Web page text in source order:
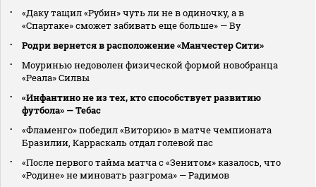
«Даку тащил «Рубин» чуть ли не в одиночку, а в
«Спартаке» сможет забивать еще больше» — Ву
Родри вернется в расположение «Манчестер Сити»
Моуринью недоволен физической формой новобранца
«Реала» Силвы
«Инфантино не из тех, кто способствует развитию
футбола» — Тебас
«Фламенго» победил «Виторию» в матче чемпионата
Бразилии, Карраскаль отдал голевой пас
«После первого тайма матча с «Зенитом» казалось, что
«Родине» не миновать разгрома» — Радимов